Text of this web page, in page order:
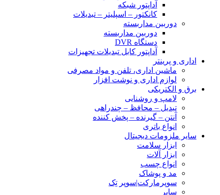
آداپتور شبکه
کانکتور – اسپلیتر – تبدیلات
دوربین مداربسته
دوربین مداربسته
دستگاه DVR
آداپتور کابل تبدیلات تجهیزات
اداری و پرینتر
ماشین اداری، تلفن و مواد مصرفی
لوازم اداری و نوشت افزار
برق و الکتریکی
لامپ و روشنایی
تبدیل – محافظ – چندراهی
آنتن – گیرنده – پخش کننده
انواع باتری
سایر ملزومات دیجیتال
ابزار سلامت
ابزار آلات
انواع چسب
مد و پوشاک
سوپرمارکت|سوپر تِک
سایر